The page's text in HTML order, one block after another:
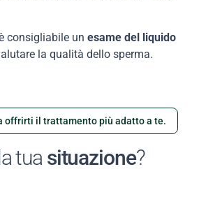
consigliabile un esame del liquido
la qualità dello sperma.
offrirti il ​​trattamento più adatto a te.
tua situazione?